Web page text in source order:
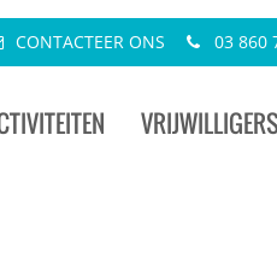
CONTACTEER ONS 03 860